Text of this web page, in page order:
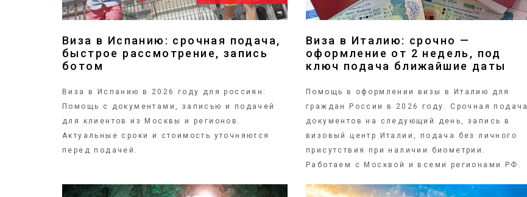
Виза в Испанию: срочная подача,
быстрое рассмотрение, запись
ботом
Виза в Испанию в 2026 году для россиян:
Помощь с документами, записью и подачей
для клиентов из Москвы и регионов.
Актуальные сроки и стоимость уточняются
перед подачей.
Виза в Италию: срочно —
оформление от 2 недель, под
ключ подача ближайшие даты
Помощь в оформлении визы в Италию для
граждан России в 2026 году. Срочная подача
документов на следующий день, запись в
визовый центр Италии, подача без личного
присутствия при наличии биометрии.
Работаем с Москвой и всеми регионами РФ.